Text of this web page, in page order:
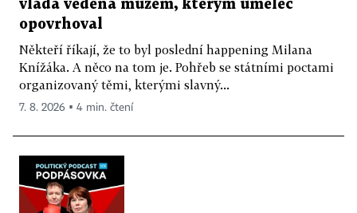
vláda vedená mužem, kterým umělec
opovrhoval
Někteří říkají, že to byl poslední happening Milana
Knížáka. A něco na tom je. Pohřeb se státními poctami
organizovaný těmi, kterými slavný...
7. 8. 2026 ▪ 4 min. čtení